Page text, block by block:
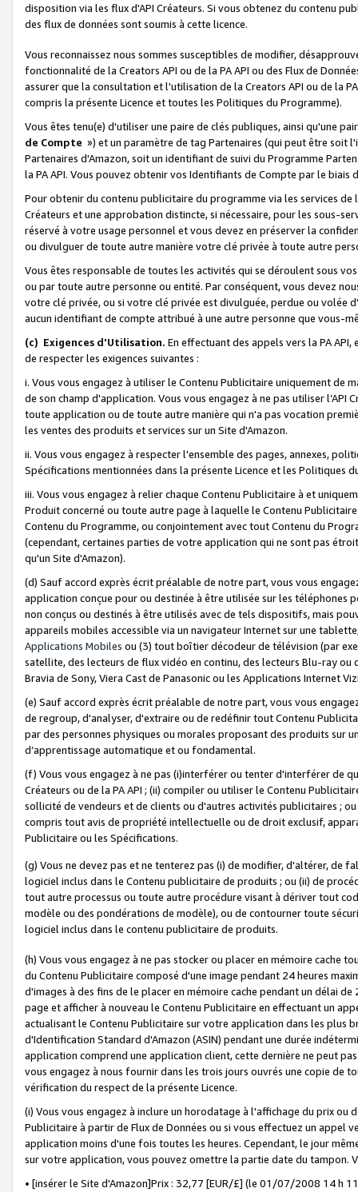
disposition via les flux d'API Créateurs. Si vous obtenez du contenu
des flux de données sont soumis à cette licence.
Vous reconnaissez nous sommes susceptibles de modifier,
fonctionnalité de la Creators API ou de la PA API ou des Flux de
assurer que la consultation et l'utilisation de la Creators API ou de la
compris la présente Licence et toutes les Politiques du Programme).
Vous êtes tenu(e) d'utiliser une paire de clés publiques, ainsi qu'une
de Compte ») et un paramètre de tag Partenaires (qui peut être soit
Partenaires d'Amazon, soit un identifiant de suivi du Programme
la PA API. Vous pouvez obtenir vos Identifiants de Compte par le biais
Pour obtenir du contenu publicitaire du programme via les services
Créateurs et une approbation distincte, si nécessaire, pour les sous-
réservé à votre usage personnel et vous devez en préserver la
ou divulguer de toute autre manière votre clé privée à toute autre
Vous êtes responsable de toutes les activités qui se déroulent sous
ou par toute autre personne ou entité. Par conséquent, vous devez
votre clé privée, ou si votre clé privée est divulguée, perdue ou volée
aucun identifiant de compte attribué à une autre personne que vous-
(c) Exigences d'Utilisation. En effectuant des appels vers la PA
de respecter les exigences suivantes :
i. Vous vous engagez à utiliser le Contenu Publicitaire uniquement de
de son champ d'application. Vous vous engagez à ne pas utiliser l’API
toute application ou de toute autre manière qui n'a pas vocation
les ventes des produits et services sur un Site d'Amazon.
ii. Vous vous engagez à respecter l'ensemble des pages, annexes,
Spécifications mentionnées dans la présente Licence et les Politiques
iii. Vous vous engagez à relier chaque Contenu Publicitaire à et
Produit concerné ou toute autre page à laquelle le Contenu
Contenu du Programme, ou conjointement avec tout Contenu du
(cependant, certaines parties de votre application qui ne sont pas
qu'un Site d'Amazon).
(d) Sauf accord exprès écrit préalable de notre part, vous vous
application conçue pour ou destinée à être utilisée sur les téléphones
non conçus ou destinés à être utilisés avec de tels dispositifs, mais
appareils mobiles accessible via un navigateur Internet sur une
Applications Mobiles ou (3) tout boîtier décodeur de télévision (par
satellite, des lecteurs de flux vidéo en continu, des lecteurs Blu-ray
Bravia de Sony, Viera Cast de Panasonic ou les Applications Internet
(e) Sauf accord exprès écrit préalable de notre part, vous vous
de regroup, d'analyser, d'extraire ou de redéfinir tout Contenu
par des personnes physiques ou morales proposant des produits sur
d’apprentissage automatique et ou fondamental.
(f) Vous vous engagez à ne pas (i)interférer ou tenter d'interférer de
Créateurs ou de la PA API ; (ii) compiler ou utiliser le Contenu
sollicité de vendeurs et de clients ou d'autres activités publicitaires ;
compris tout avis de propriété intellectuelle ou de droit exclusif,
Publicitaire ou les Spécifications.
(g) Vous ne devez pas et ne tenterez pas (i) de modifier, d'altérer, de
logiciel inclus dans le Contenu publicitaire de produits ; ou (ii) de
tout autre processus ou toute autre procédure visant à dériver tout
modèle ou des pondérations de modèle), ou de contourner toute
logiciel inclus dans le contenu publicitaire de produits.
(h) Vous vous engagez à ne pas stocker ou placer en mémoire cache
du Contenu Publicitaire composé d'une image pendant 24 heures
d'images à des fins de le placer en mémoire cache pendant un délai
page et afficher à nouveau le Contenu Publicitaire en effectuant un
actualisant le Contenu Publicitaire sur votre application dans les plus
d'Identification Standard d'Amazon (ASIN) pendant une durée
application comprend une application client, cette dernière ne peut
vous engagez à nous fournir dans les trois jours ouvrés une copie de
vérification du respect de la présente Licence.
(i) Vous vous engagez à inclure un horodatage à l'affichage du prix
Publicitaire à partir de Flux de Données ou si vous effectuez un appel
application moins d'une fois toutes les heures. Cependant, le jour
sur votre application, vous pouvez omettre la partie date du tampon.
• [insérer le Site d'Amazon]Prix : 32,77 [EUR/£] (le 01/07/2008 14 h